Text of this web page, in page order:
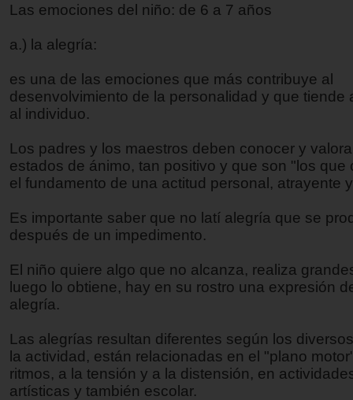
Las emociones del niño: de 6 a 7 años
a.) la alegría:
es una de las emociones que más contribuye al
desenvolvimiento de la personalidad y que tiende
al individuo.
Los padres y los maestros deben conocer y
estados de ánimo, tan positivo y que son "los que
el fundamento de una actitud personal, atrayente
Es importante saber que no latí alegría que se
después de un impedimento.
El niño quiere algo que no alcanza, realiza
luego lo obtiene, hay en su rostro una expresión
alegría.
Las alegrías resultan diferentes según los
la actividad, están relacionadas en el "plano
ritmos, a la tensión y a la distensión, en
artísticas y también escolar.